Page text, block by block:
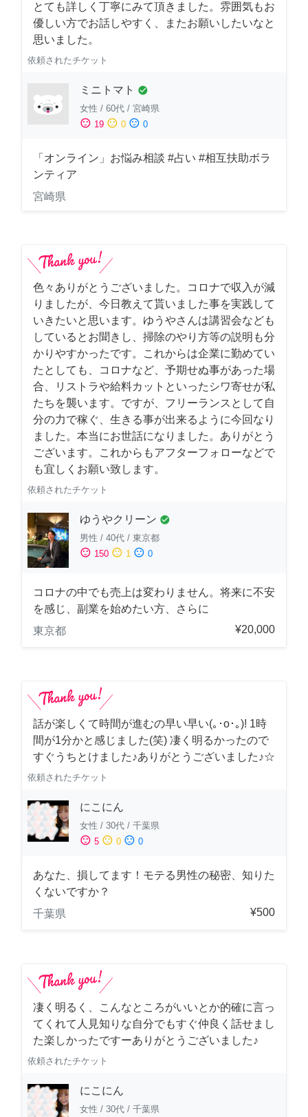
とても詳しく丁寧にみて頂きました。雰囲気もお
優しい方でお話しやすく、またお願いしたいなと
思いました。
依頼されたチケット
ミニトマト check_circle
女性 / 60代 / 宮崎県
sentiment_satisfied 19 sentiment_neutral 0 sentiment_dissatisfied 0
「オンライン」お悩み相談 #占い #相互扶助ボラ
ンティア
宮崎県
色々ありがとうございました。コロナで収入が減
りましたが、今日教えて貰いました事を実践して
いきたいと思います。ゆうやさんは講習会なども
しているとお聞きし、掃除のやり方等の説明も分
かりやすかったです。これからは企業に勤めてい
たとしても、コロナなど、予期せぬ事があった場
合、リストラや給料カットといったシワ寄せが私
たちを襲います。ですが、フリーランスとして自
分の力で稼ぐ、生きる事が出来るように今回なり
ました。本当にお世話になりました。ありがとう
ございます。これからもアフターフォローなどで
も宜しくお願い致します。
依頼されたチケット
ゆうやクリーン check_circle
男性 / 40代 / 東京都
sentiment_satisfied 150 sentiment_neutral 1 sentiment_dissatisfied 0
コロナの中でも売上は変わりません。将来に不安
を感じ、副業を始めたい方、さらに
東京都
¥20,000
話が楽しくて時間が進むの早い早い(｡･о･｡)! 1時
間が1分かと感じました(笑) 凄く明るかったので
すぐうちとけました♪ありがとうございました♪☆
依頼されたチケット
にこにん
女性 / 30代 / 千葉県
sentiment_satisfied 5 sentiment_neutral 0 sentiment_dissatisfied 0
あなた、損してます！モテる男性の秘密、知りた
くないですか？
千葉県
¥500
凄く明るく、こんなところがいいとか的確に言っ
てくれて人見知りな自分でもすぐ仲良く話せまし
た楽しかったですーありがとうございました♪
依頼されたチケット
にこにん
女性 / 30代 / 千葉県